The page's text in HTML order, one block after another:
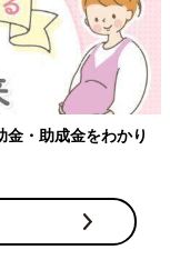
・助成金をわかり